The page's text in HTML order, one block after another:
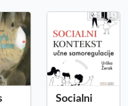
Socialni